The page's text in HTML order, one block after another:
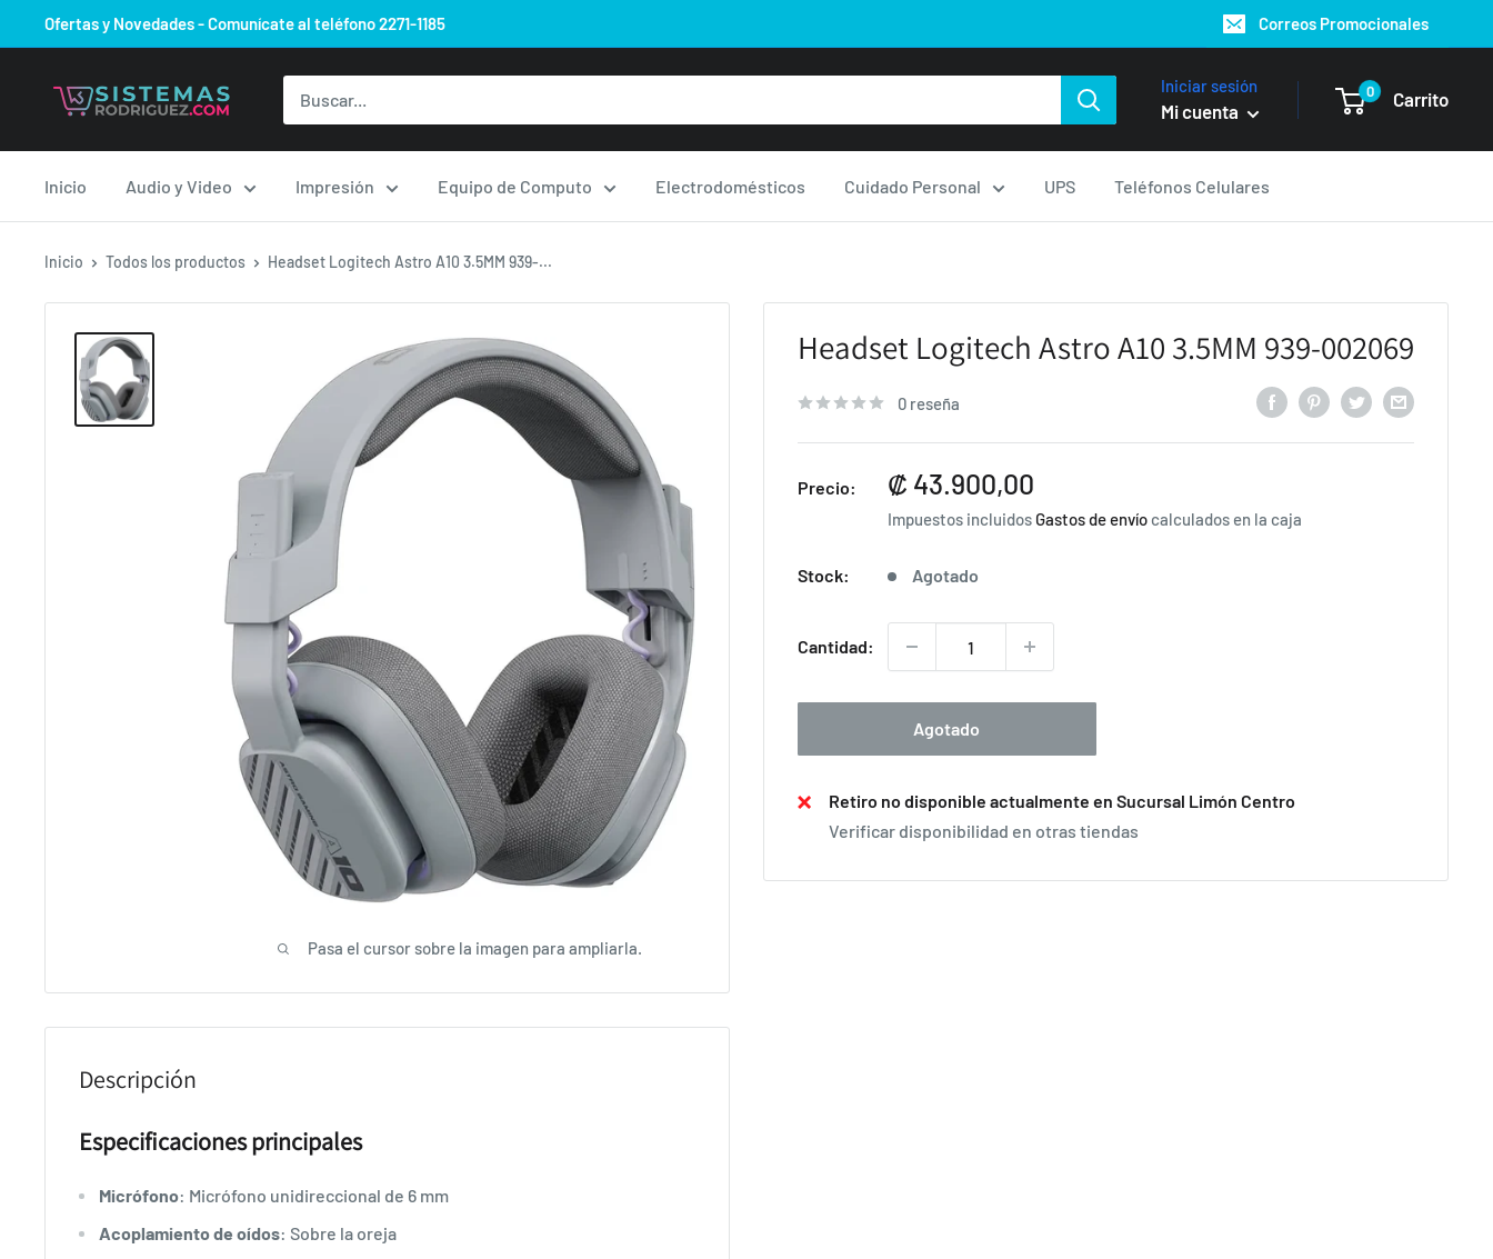
directamente
contenido
Ofertas y Novedades - Comunícate al teléfono 2271-1185 Correos Promocionales
Sistemas
Rodriguez.com
Iniciar sesión
Mi cuenta
0 Carrito
Inicio Audio y Video Impresión Equipo de Computo Electrodomésticos Cuidado Personal UPS Teléfonos Celulares
Inicio Todos los productos Headset Logitech Astro A10 3.5MM 939-...
Pasa el cursor sobre la imagen para ampliarla.
Headset Logitech Astro A10 3.5MM 939-002069
0 reseña
Precio:
Precio
de
venta
₡ 43.900,00
Impuestos incluidos Gastos de envío calculados en la caja
Stock: Agotado
Cantidad:
Agotado
Retiro no disponible actualmente en Sucursal Limón Centro
Verificar disponibilidad en otras tiendas
Descripción
Especificaciones principales
Micrófono: Micrófono unidireccional de 6 mm
Acoplamiento de oídos: Sobre la oreja